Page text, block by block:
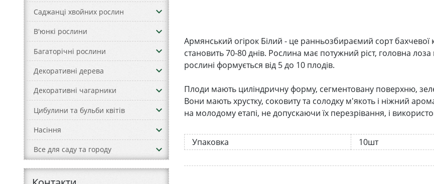
Саджанці хвойних рослин keyboard_arrow_down
В'юнкі рослини keyboard_arrow_down
Багаторічні рослини keyboard_arrow_down
Декоративні дерева keyboard_arrow_down
Декоративні чагарники keyboard_arrow_down
Цибулини та бульби квітів keyboard_arrow_down
Насіння keyboard_arrow_down
Все для саду та городу keyboard_arrow_down
Армянський огірок Білий - це ранньозбираємий сорт бахчевої
становить 70-80 днів. Рослина має потужний ріст, головна
рослині формується від 5 до 10 плодів.
Плоди мають циліндричну форму, сегментовану поверхню,
Вони мають хрустку, соковиту та солодку м'якоть і ніжний
на молодому етапі, не допускаючи їх перезрівання, і
Упаковка 10шт